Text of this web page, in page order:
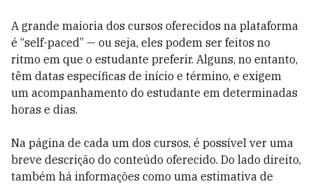
A grande maioria dos cursos oferecidos na plataforma
é “self-paced” — ou seja, eles podem ser feitos no
ritmo em que o estudante preferir. Alguns, no entanto,
têm datas específicas de início e término, e exigem
um acompanhamento do estudante em determinadas
horas e dias.
Na página de cada um dos cursos, é possível ver uma
breve descrição do conteúdo oferecido. Do lado direito,
também há informações como uma estimativa de